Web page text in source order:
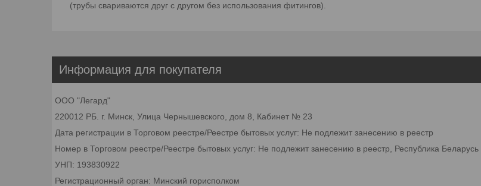
(трубы свариваются друг с другом без использования фитингов).
Информация для покупателя
ООО "Легард"
220012 РБ. г. Минск, Улица Чернышевского, дом 8, Кабинет № 23
Дата регистрации в Торговом реестре/Реестре бытовых услуг: Не подлежит занесению в реестр
Номер в Торговом реестре/Реестре бытовых услуг: Не подлежит занесению в реестр, Республика Беларусь
УНП: 193830922
Регистрационный орган: Минский горисполком